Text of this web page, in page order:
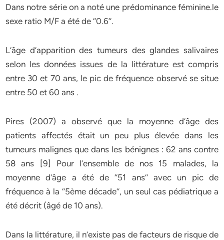
Dans notre série on a noté une prédominance féminine.le
sexe ratio M/F a été de ‘’0.6’’.
L’âge d’apparition des tumeurs des glandes salivaires
selon les données issues de la littérature est compris
entre 30 et 70 ans, le pic de fréquence observé se situe
entre 50 et 60 ans .
Pires (2007) a observé que la moyenne d’âge des
patients affectés était un peu plus élevée dans les
tumeurs malignes que dans les bénignes : 62 ans contre
58 ans [9] Pour l’ensemble de nos 15 malades, la
moyenne d’âge a été de ‘’51 ans’’ avec un pic de
fréquence à la ‘’5ème décade’’, un seul cas pédiatrique a
été décrit (âgé de 10 ans).
Dans la littérature, il n’existe pas de facteurs de risque de